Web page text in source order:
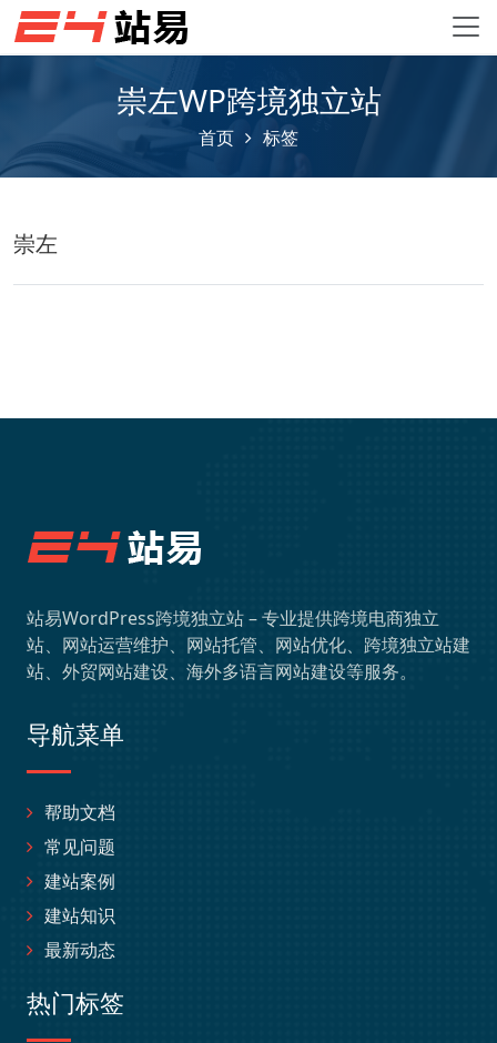
崇左WP跨境独立站
首页 标签
崇左
站易WordPress跨境独立站 – 专业提供跨境电商独立
站、网站运营维护、网站托管、网站优化、跨境独立站建
站、外贸网站建设、海外多语言网站建设等服务。
导航菜单
帮助文档
常见问题
建站案例
建站知识
最新动态
热门标签